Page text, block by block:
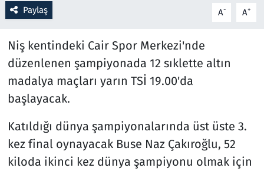
Paylaş A- A+
Niş kentindeki Cair Spor Merkezi'nde
düzenlenen şampiyonada 12 sıklette altın
madalya maçları yarın TSİ 19.00'da
başlayacak.
Katıldığı dünya şampiyonalarında üst üste 3.
kez final oynayacak Buse Naz Çakıroğlu, 52
kiloda ikinci kez dünya şampiyonu olmak için
Savunma Sanayi
Spor
Teknoloji ve Bilim
Televizyon